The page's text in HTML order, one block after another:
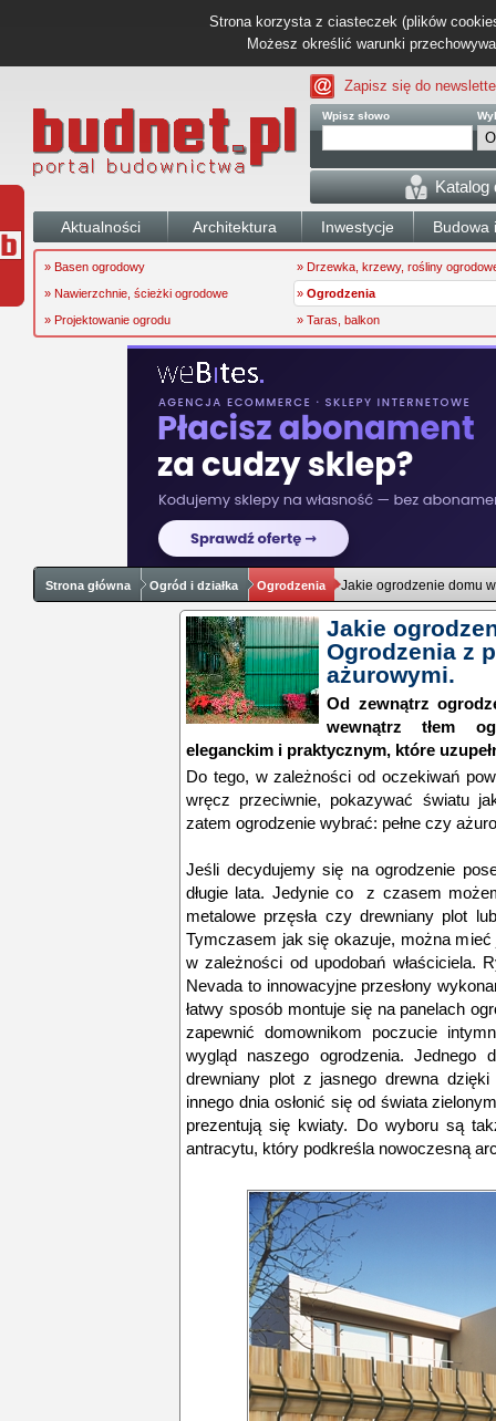
Strona korzysta z ciasteczek (plików
Możesz określić warunki
Zapisz się do
Wpisz słowo
Katalog
Aktualności Architektura Inwestycje Budowa
» Basen ogrodowy
» Drzewka, krzewy, rośliny
» Nawierzchnie, ścieżki ogrodowe
» Ogrodzenia
» Projektowanie ogrodu
» Taras, balkon
Strona główna Ogród i działka Ogrodzenia Jakie ogrodzenie domu
Jakie
Ogrodzenia z
ażurowymi.
Od zewnątrz
wewnątrz tłem
eleganckim i praktycznym, które
Do tego, w zależności od oczekiwań
wręcz przeciwnie, pokazywać światu
zatem ogrodzenie wybrać: pełne czy
Jeśli decydujemy się na ogrodzenie
długie lata. Jedynie co z czasem
metalowe przęsła czy drewniany plot
Tymczasem jak się okazuje, można
w zależności od upodobań właściciela.
Nevada to innowacyjne przesłony
łatwy sposób montuje się na panelach
zapewnić domownikom poczucie
wygląd naszego ogrodzenia. Jednego
drewniany plot z jasnego drewna
innego dnia osłonić się od świata
prezentują się kwiaty. Do wyboru są
antracytu, który podkreśla nowoczesną